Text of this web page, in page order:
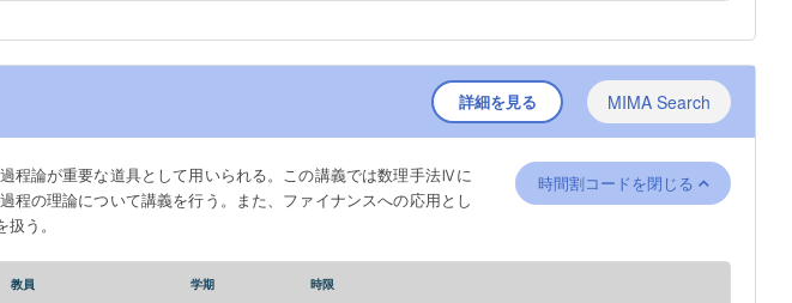
詳細を見る MIMA Search
程論が重要な道具として用いられる。この講義では数理手法Ⅳに
の理論について講義を行う。また、ファイナンスへの応用とし
う。
時間割コードを閉じる
教員 学期 時限